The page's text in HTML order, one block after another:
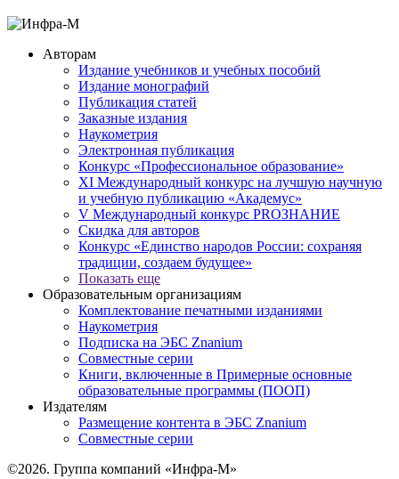
Авторам
Издание учебников и учебных пособий
Издание монографий
Публикация статей
Заказные издания
Наукометрия
Электронная публикация
Конкурс «Профессиональное образование»
XI Международный конкурс на лучшую научную
и учебную публикацию «Академус»
V Международный конкурс PROЗНАНИЕ
Скидка для авторов
Конкурс «Единство народов России: сохраняя
традиции, создаем будущее»
Показать еще
Образовательным организациям
Комплектование печатными изданиями
Наукометрия
Подписка на ЭБС Znanium
Совместные серии
Книги, включенные в Примерные основные
образовательные программы (ПООП)
Издателям
Размещение контента в ЭБС Znanium
Совместные серии
©2026. Группа компаний «Инфра-М»